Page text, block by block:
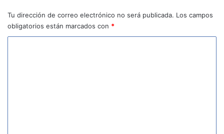
Tu dirección de correo electrónico no será publicada. Los campos
obligatorios están marcados con *